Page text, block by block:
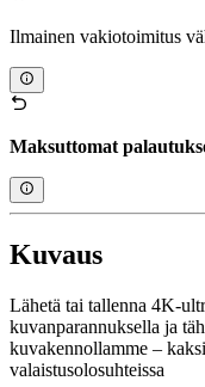
Ilmainen vakiotoimitus
Maksuttomat
Kuvaus
Lähetä tai tallenna 4K-
kuvanparannuksella ja
kuvakennollamme –
valaistusolosuhteissa